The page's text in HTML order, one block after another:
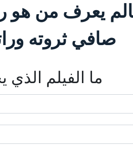
يعرف من هو
صافي ثروته
ما الفيلم الذي